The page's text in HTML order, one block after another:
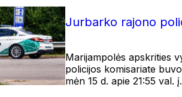
Jurbarko rajono
Marijampolės apskrities
policijos komisariate
mėn 15 d. apie 21:55 val.